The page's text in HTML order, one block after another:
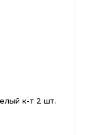
к-т 2 шт.